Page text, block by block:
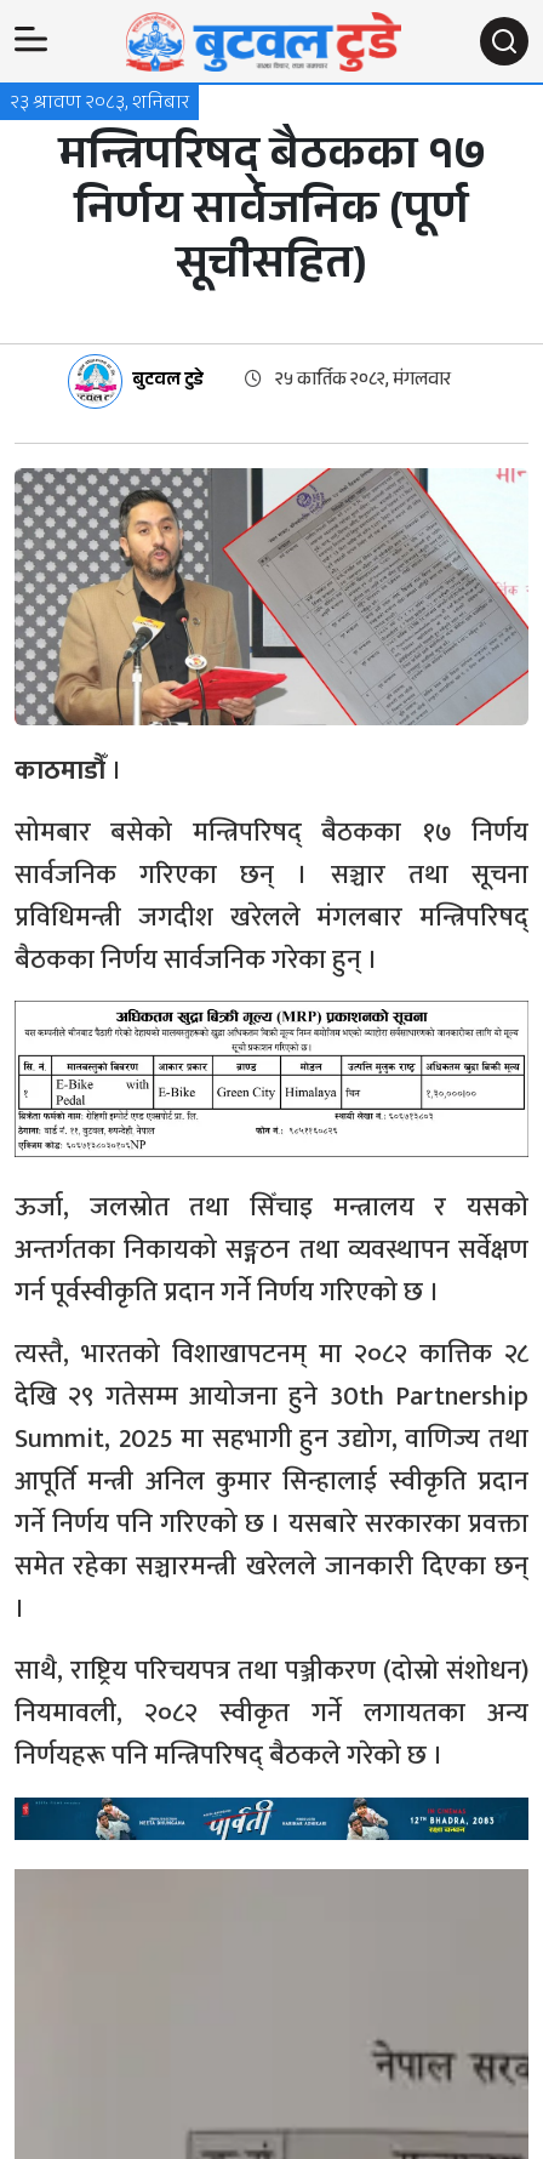
२३ श्रावण २०८३, शनिबार
मन्त्रिपरिषद् बैठकका १७
निर्णय सार्वजनिक (पूर्ण
सूचीसहित)
बुटवल टुडे २५ कार्तिक २०८२, मंगलवार
काठमाडौँ।
सोमबार बसेको मन्त्रिपरिषद् बैठकका १७ निर्णय
सार्वजनिक गरिएका छन् । सञ्चार तथा सूचना
प्रविधिमन्त्री जगदीश खरेलले मंगलबार मन्त्रिपरिषद्
बैठकका निर्णय सार्वजनिक गरेका हुन् ।
ऊर्जा, जलस्रोत तथा सिँचाइ मन्त्रालय र यसको
अन्तर्गतका निकायको सङ्गठन तथा व्यवस्थापन सर्वेक्षण
गर्न पूर्वस्वीकृति प्रदान गर्ने निर्णय गरिएको छ ।
त्यस्तै, भारतको विशाखापटनम् मा २०८२ कात्तिक २८
देखि २९ गतेसम्म आयोजना हुने 30th Partnership
Summit, 2025 मा सहभागी हुन उद्योग, वाणिज्य तथा
आपूर्ति मन्त्री अनिल कुमार सिन्हालाई स्वीकृति प्रदान
गर्ने निर्णय पनि गरिएको छ । यसबारे सरकारका प्रवक्ता
समेत रहेका सञ्चारमन्त्री खरेलले जानकारी दिएका छन्
।
साथै, राष्ट्रिय परिचयपत्र तथा पञ्जीकरण (दोस्रो संशोधन)
नियमावली, २०८२ स्वीकृत गर्ने लगायतका अन्य
निर्णयहरू पनि मन्त्रिपरिषद् बैठकले गरेको छ ।